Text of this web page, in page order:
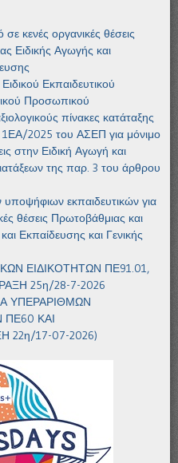
κενές οργανικές θέσεις
Ειδικής Αγωγής και
Εκπαιδευτικού
Προσωπικού
πίνακες κατάταξης
2025 του ΑΣΕΠ για μόνιμο
στην Ειδική Αγωγή και
της παρ. 3 του άρθρου
εκπαιδευτικών για
θέσεις Πρωτοβάθμιας και
Εκπαίδευσης και Γενικής
ΕΙΔΙΚΟΤΗΤΩΝ ΠΕ91.01,
25η/28-7-2026
ΥΠΕΡΑΡΙΘΜΩΝ
ΠΕ60 ΚΑΙ
22η/17-07-2026)